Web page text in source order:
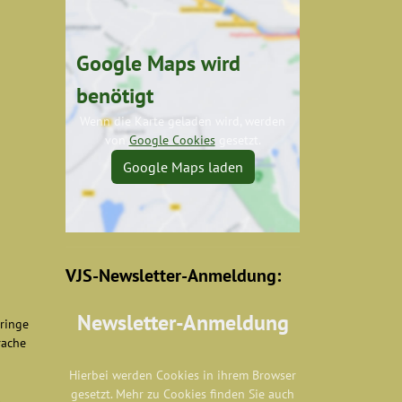
Google Maps wird
benötigt
Wenn die Karte geladen wird, werden
von Google Cookiesgesetzt.
Google Maps laden
VJS-Newsletter-Anmeldung:
Newsletter-Anmeldung
Hierbei werden Cookies in ihrem Browser
gesetzt. Mehr zu Cookies finden Sie auch